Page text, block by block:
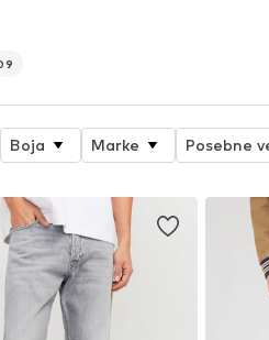
Boja Marke Posebne